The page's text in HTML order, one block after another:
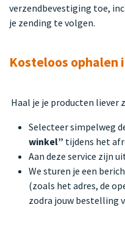
verzendbevestiging toe,
je zending te volgen.
Kosteloos ophalen
Haal je je producten liever
Selecteer simpelweg
winkel” tijdens het
Aan deze service zijn
We sturen je een
(zoals het adres, de
zodra jouw bestelling